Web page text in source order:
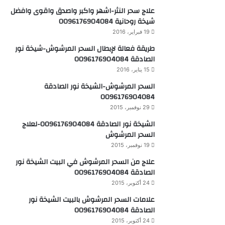
علاج سحر النثر-اشهر واكبر واصدق واقوى وافضل
شيخة روحانية 0096176904084
19 فبراير، 2016
طريقة فعالة لإبطال السحر المرشوش-شيخة نور
الصادقة 0096176904084
15 يناير، 2016
السحر المرشوش-الشيخة نور الصادقة
0096176904084
29 نوفمبر، 2015
الشيخة نور الصادقة 0096176904084-لعلاج
السحر المرشوش
19 نوفمبر، 2015
علاج من السحر المرشوش في البيت الشيخة نور
الصادقة 0096176904084
24 أكتوبر، 2015
علامات السحر المرشوش بالبيت الشيخة نور
الصادقة 0096176904084
24 أكتوبر، 2015